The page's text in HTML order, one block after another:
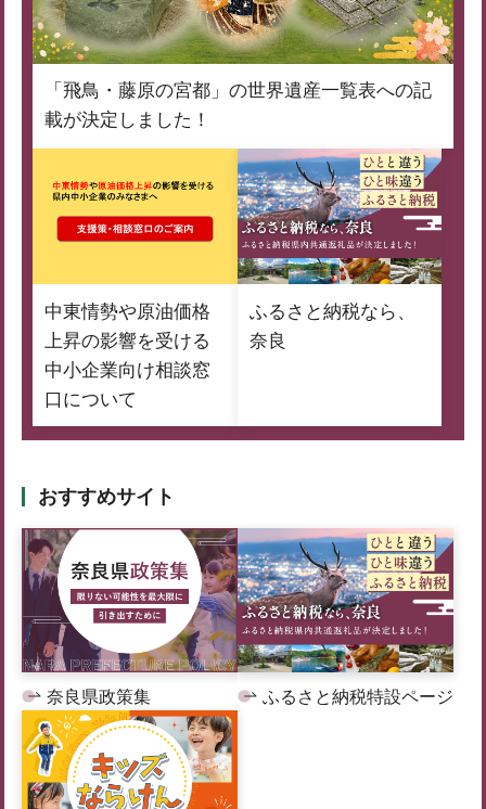
「飛鳥・藤原の宮都」の世界遺産一覧表への記
載が決定しました！
中東情勢や原油価格
上昇の影響を受ける
中小企業向け相談窓
口について
ふるさと納税なら、
奈良
おすすめサイト
奈良県政策集 ふるさと納税特設ページ